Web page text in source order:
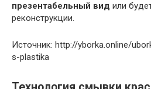
презентабельный вид или
реконструкции.
Источник: http://yborka.online/
s-plastika